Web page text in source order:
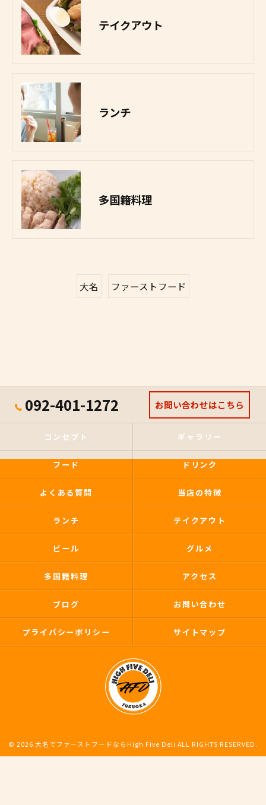
テイクアウト
ランチ
多国籍料理
大名 ファーストフード
092-401-1272 お問い合わせはこちら
コンセプト ギャラリー
フード ドリンク
よくある質問 当店の特徴
ランチ テイクアウト
ビール グルメ
多国籍料理 アクセス
ブログ お問い合わせ
プライバシーポリシー サイトマップ
© 2026 大名でファーストフードならHigh Five Deli ALL RIGHTS RESERVED.